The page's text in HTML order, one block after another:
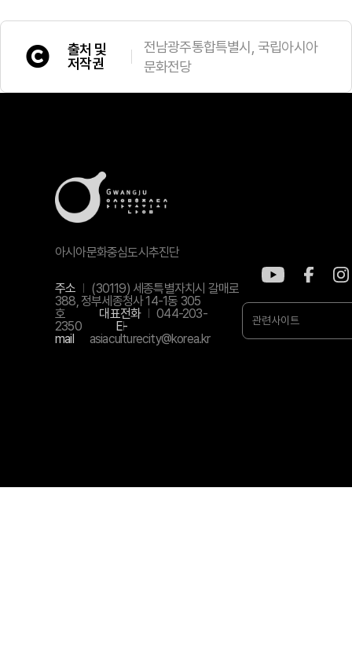
출처 및
저작권
전남광주통합특별시, 국립아시아
문화전당
아시아문화중심도시추진단
주소
(30119) 세종특별자치시 갈매로
388, 정부세종청사 14-1동 305
호
대표전화
044-203-
2350
E-
mail
asiaculturecity@korea.kr
관련사이트